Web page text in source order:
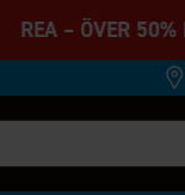
– ÖVER